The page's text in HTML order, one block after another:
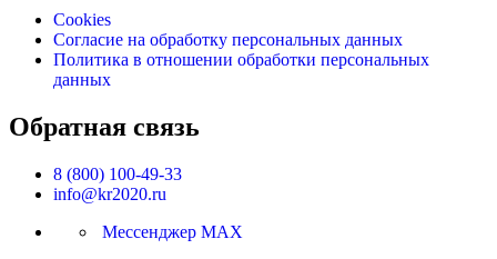
Cookies
Согласие на обработку персональных данных
Политика в отношении обработки персональных
данных
Обратная связь
8 (800) 100-49-33
info@kr2020.ru
Мессенджер MAX